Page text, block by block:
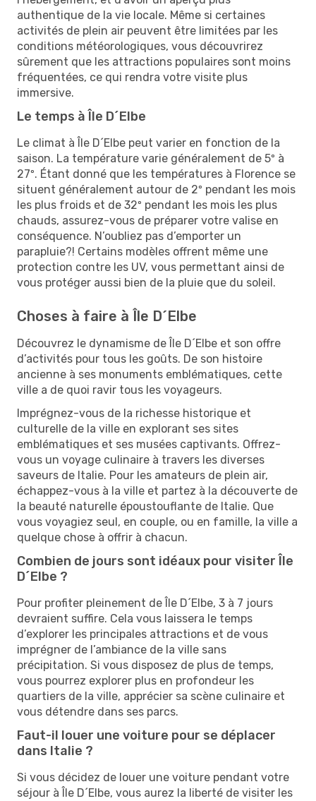
authentique de la vie locale. Même si certaines
activités de plein air peuvent être limitées par les
conditions météorologiques, vous découvrirez
sûrement que les attractions populaires sont moins
fréquentées, ce qui rendra votre visite plus
immersive.
Le temps à Île D´Elbe
Le climat à Île D´Elbe peut varier en fonction de la
saison. La température varie généralement de 5º à
27º. Étant donné que les températures à Florence se
situent généralement autour de 2º pendant les mois
les plus froids et de 32º pendant les mois les plus
chauds, assurez-vous de préparer votre valise en
conséquence. N’oubliez pas d’emporter un
parapluie?! Certains modèles offrent même une
protection contre les UV, vous permettant ainsi de
vous protéger aussi bien de la pluie que du soleil.
Choses à faire à Île D´Elbe
Découvrez le dynamisme de Île D´Elbe et son offre
d’activités pour tous les goûts. De son histoire
ancienne à ses monuments emblématiques, cette
ville a de quoi ravir tous les voyageurs.
Imprégnez-vous de la richesse historique et
culturelle de la ville en explorant ses sites
emblématiques et ses musées captivants. Offrez-
vous un voyage culinaire à travers les diverses
saveurs de Italie. Pour les amateurs de plein air,
échappez-vous à la ville et partez à la découverte de
la beauté naturelle époustouflante de Italie. Que
vous voyagiez seul, en couple, ou en famille, la ville a
quelque chose à offrir à chacun.
Combien de jours sont idéaux pour visiter Île
D´Elbe ?
Pour profiter pleinement de Île D´Elbe, 3 à 7 jours
devraient suffire. Cela vous laissera le temps
d’explorer les principales attractions et de vous
imprégner de l’ambiance de la ville sans
précipitation. Si vous disposez de plus de temps,
vous pourrez explorer plus en profondeur les
quartiers de la ville, apprécier sa scène culinaire et
vous détendre dans ses parcs.
Faut-il louer une voiture pour se déplacer
dans Italie ?
Si vous décidez de louer une voiture pendant votre
séjour à Île D´Elbe, vous aurez la liberté de visiter les